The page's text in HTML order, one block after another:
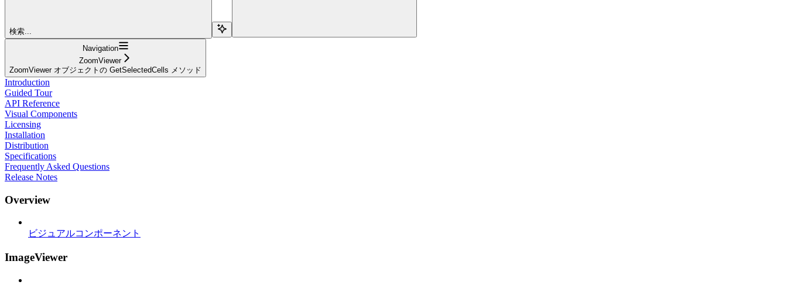
検索...
Navigation
ZoomViewer
ZoomViewer オブジェクトの GetSelectedCells メソッド
Introduction
Guided Tour
API Reference
Visual Components
Licensing
Installation
Distribution
Specifications
Frequently Asked Questions
Release Notes
Overview
ビジュアルコンポーネント
ImageViewer